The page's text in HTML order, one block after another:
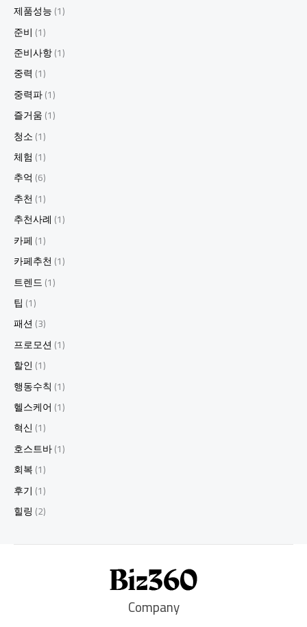
제품성능(1)
준비 (1)
준비사항(1)
중력 (1)
중력파(1)
즐거움(1)
청소(1)
체험 (1)
추억 (6)
추천(1)
추천사례 (1)
카페 (1)
카페추천(1)
트렌드(1)
팁 (1)
패션(3)
프로모션(1)
할인(1)
행동수칙 (1)
헬스케어 (1)
혁신(1)
호스트바(1)
회복(1)
후기 (1)
힐링 (2)
Company